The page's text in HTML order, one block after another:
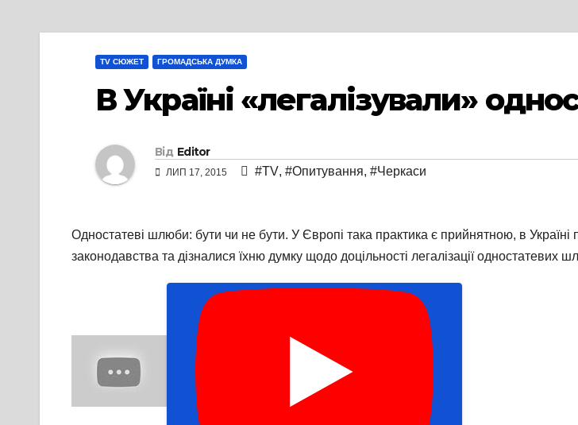
TV СЮЖЕТ ГРОМАДСЬКА ДУМКА
В Україні «легалізували»
Від Editor
ЛИП 17, 2015 #TV, #Опитування, #Черкаси
Одностатеві шлюби: бути чи не бути. У Європі така практика є прийнятною, в
законодавства та дізналися їхню думку щодо доцільності легалізації одностатевих